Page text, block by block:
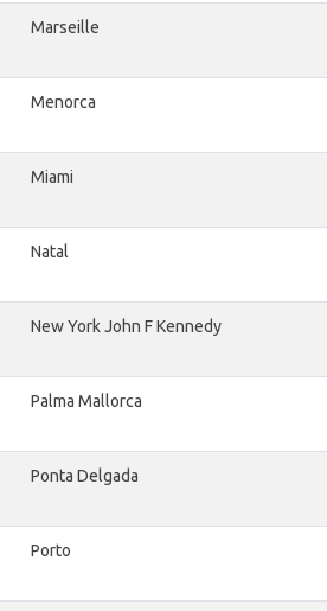
Marseille
Menorca
Miami
Natal
New York John F Kennedy
Palma Mallorca
Ponta Delgada
Porto